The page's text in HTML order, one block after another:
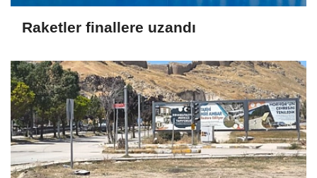
Raketler finallere uzandı